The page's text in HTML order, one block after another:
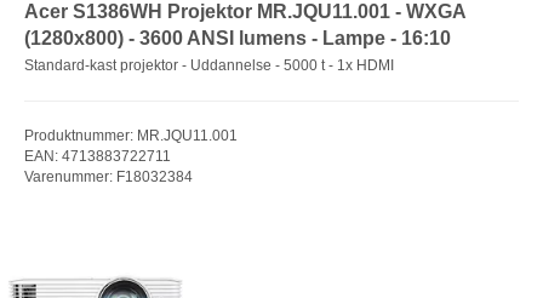
Acer S1386WH Projektor MR.JQU11.001 - WXGA
(1280x800) - 3600 ANSI lumens - Lampe - 16:10
Standard-kast projektor - Uddannelse - 5000 t - 1x HDMI
Produktnummer: MR.JQU11.001
EAN: 4713883722711
Varenummer: F18032384